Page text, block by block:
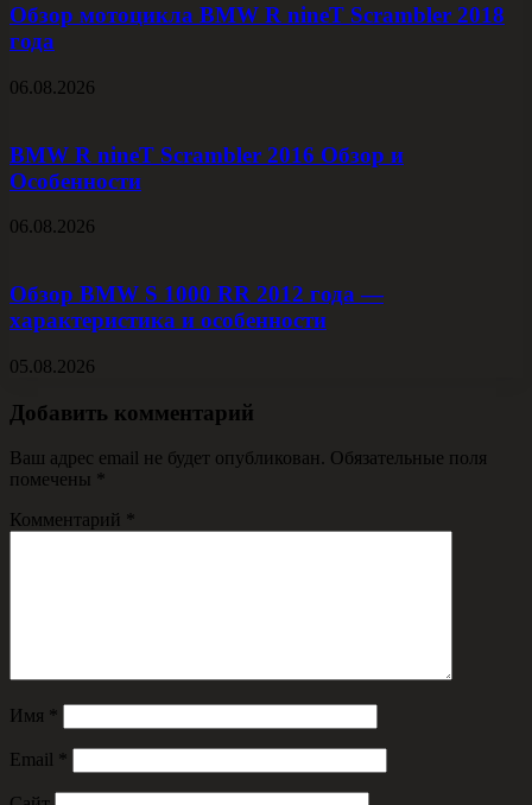
Обзор мотоцикла BMW R nineT Scrambler 2018
года
06.08.2026
BMW R nineT Scrambler 2016 Обзор и
Особенности
06.08.2026
Обзор BMW S 1000 RR 2012 года —
характеристика и особенности
05.08.2026
Добавить комментарий
Ваш адрес email не будет опубликован. Обязательные поля
помечены *
Комментарий *
Имя *
Email *